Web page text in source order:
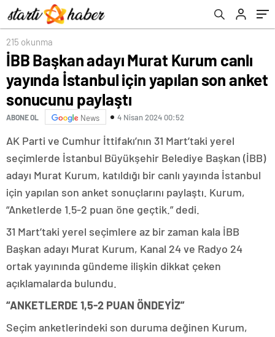
paylaştı
215 okunma
İBB Başkan adayı Murat Kurum canlı
yayında İstanbul için yapılan son anket
sonucunu paylaştı
ABONE OL News 4 Nisan 2024 00:52
AK Parti ve Cumhur İttifakı’nın 31 Mart’taki yerel
seçimlerde İstanbul Büyükşehir Belediye Başkan (İBB)
adayı Murat Kurum, katıldığı bir canlı yayında İstanbul
için yapılan son anket sonuçlarını paylaştı. Kurum,
“Anketlerde 1.5-2 puan öne geçtik.” dedi.
31 Mart’taki yerel seçimlere az bir zaman kala İBB
Başkan adayı Murat Kurum, Kanal 24 ve Radyo 24
ortak yayınında gündeme ilişkin dikkat çeken
açıklamalarda bulundu.
“ANKETLERDE 1,5-2 PUAN ÖNDEYİZ”
Seçim anketlerindeki son duruma değinen Kurum,